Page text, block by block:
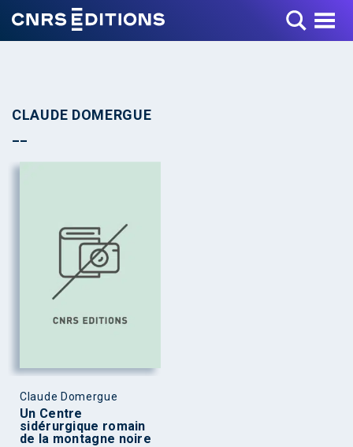
Toggle Menu
CLAUDE DOMERGUE
Claude Domergue
Un Centre
sidérurgique romain
de la montagne noire